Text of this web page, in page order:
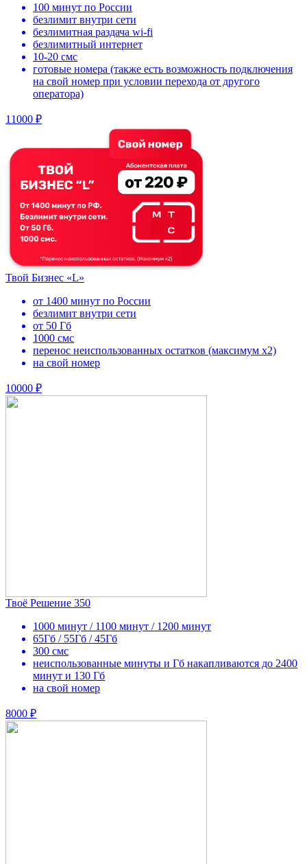
100 минут по России
безлимит внутри сети
безлимитная раздача wi-fi
безлимитный интернет
10-20 смс
готовые номера (также есть возможность подключения
на свой номер при условии перехода от другого
оператора)
11000 ₽
Твой Бизнес «L»
от 1400 минут по России
безлимит внутри сети
от 50 Гб
1000 смс
перенос неиспользованных остатков (максимум х2)
на свой номер
10000 ₽
Твоё Решение 350
1000 минут / 1100 минут / 1200 минут
65Гб / 55Гб / 45Гб
300 смс
неиспользованные минуты и Гб накапливаются до 2400
минут и 130 Гб
на свой номер
8000 ₽